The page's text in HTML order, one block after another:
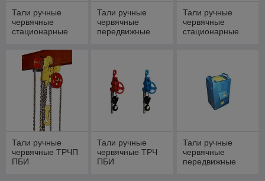
Тали ручные
червячные
стационарные
Тали ручные
червячные
передвижные
Тали ручные
червячные
стационарные
Тали ручные
червячные ТРЧП
ПБИ
Тали ручные
червячные ТРЧ
ПБИ
Тали ручные
червячные
передвижные